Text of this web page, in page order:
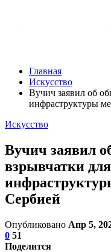
Главная
Искусство
Вучич заявил об
инфраструктуры
Искусство
Вучич заявил
взрывчатки
Сербией
Опубликовано Апр 5,
0 51
Поделится